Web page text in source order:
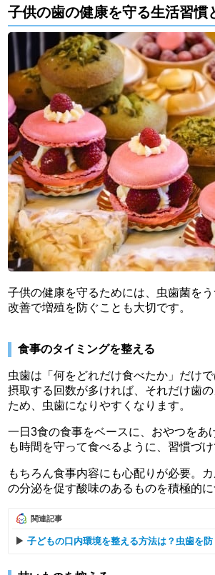
子供の歯の健康を守る生活習慣
子供の健康を守るためには、虫歯菌を
改善で増殖を防ぐことも大切です。
食事のタイミングを整える
虫歯は「何をどれだけ食べたか」だけ
摂取する回数が多ければ、それだけ歯
ため、虫歯になりやすくなります。
一日3食の食事をベースに、おやつを
も時間を守って食べるように、習慣づ
もちろん食事内容にも心配りが必要。
の分泌を促す酸味のあるものを積極的
関連記事
子どもの口内環境を整える方法は？虫歯を